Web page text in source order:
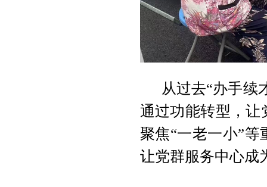
从过去“办手续
通过功能转型，让
聚焦“一老一小”
让党群服务中心成